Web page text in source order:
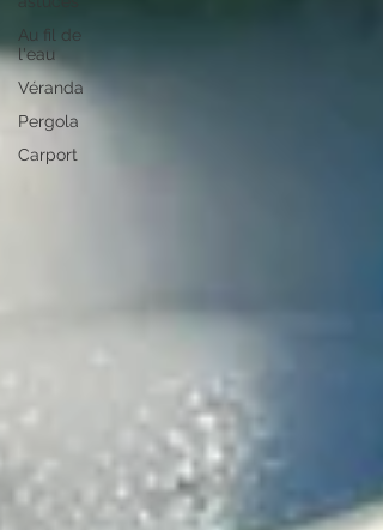
Au fil de
l'eau
Véranda
Pergola
Carport